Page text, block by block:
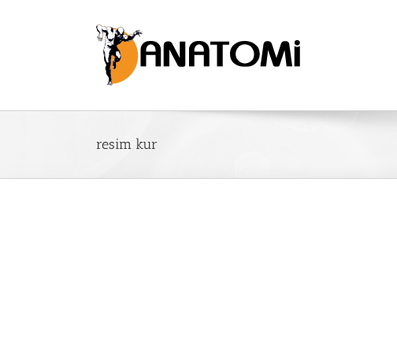
resim kur